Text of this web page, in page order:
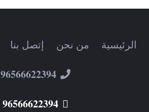
الرئيسية من نحن إتصل بنا
96566622394
96566622394